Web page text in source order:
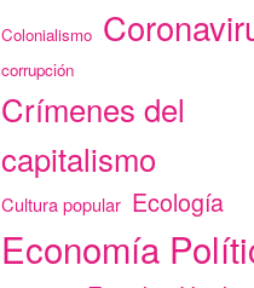
Colonialismo
corrupción
Crímenes del
capitalismo
Cultura popular Ecología
Economía